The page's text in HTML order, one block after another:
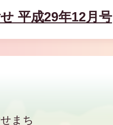
平成29年12月号